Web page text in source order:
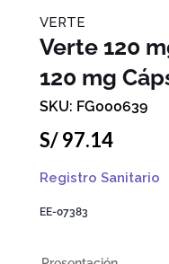
VERTE
Verte 120
120 mg
FG000639
S/97.14
Registro Sanitario
EE-07383